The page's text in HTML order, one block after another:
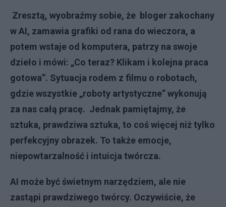
Zresztą, wyobraźmy sobie, że bloger zakochany
w AI, zamawia grafiki od rana do wieczora, a
potem wstaje od komputera, patrzy na swoje
dzieło i mówi: „Co teraz? Klikam i kolejna praca
gotowa”. Sytuacja rodem z filmu o robotach,
gdzie wszystkie „roboty artystyczne” wykonują
za nas całą pracę. Jednak pamiętajmy, że
sztuka, prawdziwa sztuka, to coś więcej niż tylko
perfekcyjny obrazek. To także emocje,
niepowtarzalność i intuicja twórcza.
AI może być świetnym narzędziem, ale nie
zastąpi prawdziwego twórcy. Oczywiście, że